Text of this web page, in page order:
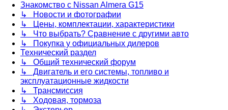
Знакомство с Nissan Almera G15
↳ Новости и фотографии
↳ Цены, комплектации, характеристики
↳ Что выбрать? Сравнение с другими авто
↳ Покупка у официальных дилеров
Технический раздел
↳ Общий технический форум
↳ Двигатель и его системы, топливо и
эксплуатационные жидкости
↳ Трансмиссия
↳ Ходовая, тормоза